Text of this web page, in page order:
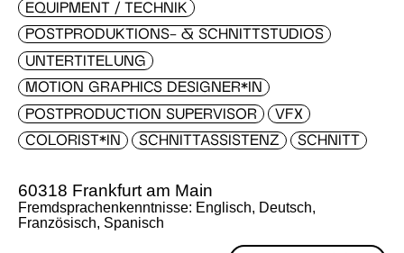
EQUIPMENT / TECHNIK
POSTPRODUKTIONS- & SCHNITTSTUDIOS
UNTERTITELUNG
MOTION GRAPHICS DESIGNER*IN
POSTPRODUCTION SUPERVISOR
VFX
COLORIST*IN
SCHNITTASSISTENZ SCHNITT
60318 Frankfurt am Main
Fremdsprachenkenntnisse: Englisch, Deutsch,
Französisch, Spanisch